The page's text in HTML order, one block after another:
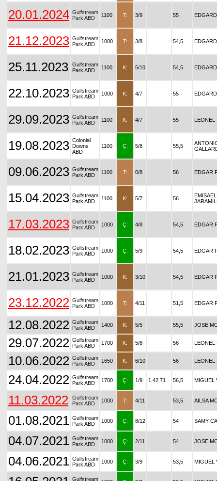
20.01.2024 Gulfstream
Park ABD
1100 T: 3/9 55
21.12.2023 Gulfstream
Park ABD
1000 T: 3/8 54,5
25.11.2023
Gulfstream
Park ABD
1100 K: 5/10 54,5
22.10.2023 Gulfstream
Park ABD
1000 K: 4/7 55
29.09.2023 Gulfstream
Park ABD
1100 K: 4/7 55 LEONEL
19.08.2023 Colonial
Downs
ABD
1100 Ç: 5/8 55,5
09.06.2023 Gulfstream
Park ABD
1100 T: 0/8 56 EDGAR
15.04.2023 Gulfstream
Park ABD
1100 K: 5/7 56
EMISAEL
17.03.2023 Gulfstream
Park ABD
1000 Ç: 4/8 54,5 EDGAR
18.02.2023 Gulfstream
Park ABD
1000 Ç: 5/9 54,5 EDGAR
21.01.2023 Gulfstream
Park ABD
1000 K: 3/10 54,5 EDGAR
23.12.2022 Gulfstream
Park ABD
1000 T: 4/11 51,5 EDGAR
12.08.2022 Gulfstream
Park ABD
1400 K: 5/5 55,5 JOSE
29.07.2022 Gulfstream
Park ABD
1700 K: 5/8 56 LEONEL
10.06.2022 Gulfstream
Park ABD
1650 K: 6/10 56 LEONEL
24.04.2022 Gulfstream
Park ABD
1700 Ç: 1/9 1.42.71 56,5 MIGUEL
11.03.2022
Gulfstream
Park ABD
1000 T: 4/11 53,5 AILSA
01.08.2021 Gulfstream
Park ABD
1000 Ç: 8/12 54 SAMY
04.07.2021 Gulfstream
Park ABD
1000 Ç: 2/11 54 JOSE
04.06.2021 Gulfstream
Park ABD
1000 Ç: 3/9 53,5 MIGUEL
Gulfstream